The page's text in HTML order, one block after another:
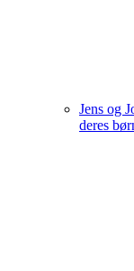
Jens og
deres